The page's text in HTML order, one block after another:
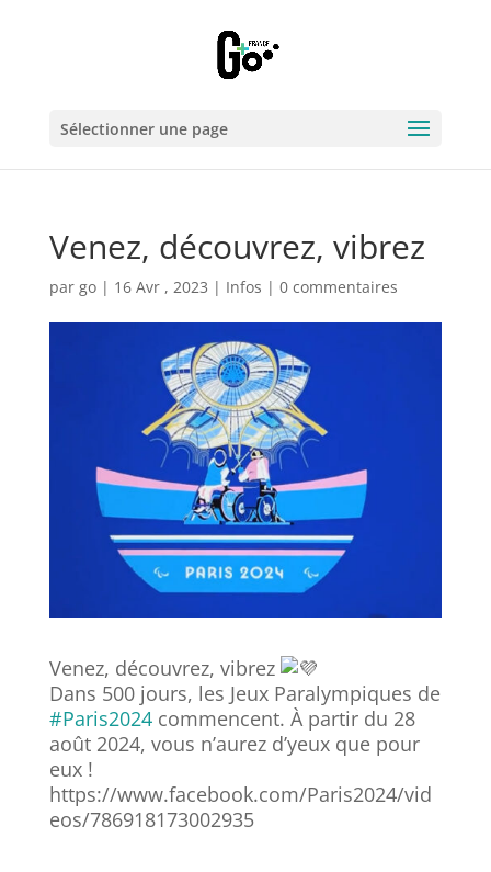
Sélectionner une page
Venez, découvrez, vibrez
par go| 16 Avr , 2023 | Infos | 0 commentaires
Venez, découvrez, vibrez
Dans 500 jours, les Jeux Paralympiques de
#Paris2024commencent. À partir du 28
août 2024, vous n’aurez d’yeux que pour
eux !
https://www.facebook.com/Paris2024/vid
eos/786918173002935